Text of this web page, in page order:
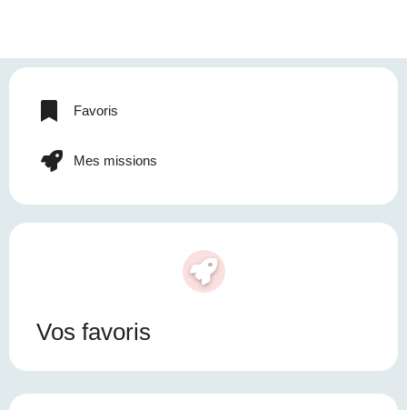
Favoris
Mes missions
Vos favoris